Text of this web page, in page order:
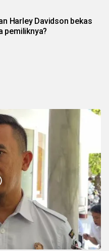
Harley Davidson bekas
pemiliknya?